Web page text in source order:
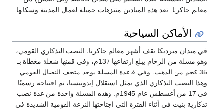
معالم جاكرتا. تعد هذه الميادين متنزهات جميلة لعمال المدينة وسكانها.
الأماكن السياحية
في ميدان ميرديكا تقف أشهر معالم جاكرتا، النصب التذكاري القومي،
وهو مسلة من الرخام يبلغ ارتفاعها 137م، وفي قمتها شعلة مغطاة بـ
35 كجم من الذهب، وفي قاعدة المسلة يوجد متحف النضال القومي.
وهذا النصب التذكاري الذي يمثل استقلال إندونيسيا، تم افتتاحه رسميًا
في 17 من أغسطس عام 1945م. وهذه المسلة واحدة من عدة نصب
تذكارية بنيت في أثناء الفترة التي اجتاحتها النزعة القومية الشديدة في